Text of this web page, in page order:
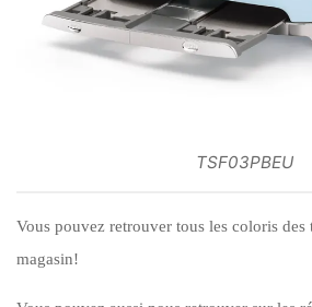
TSF03PBEU
Vous pouvez retrouver tous les coloris des
magasin!